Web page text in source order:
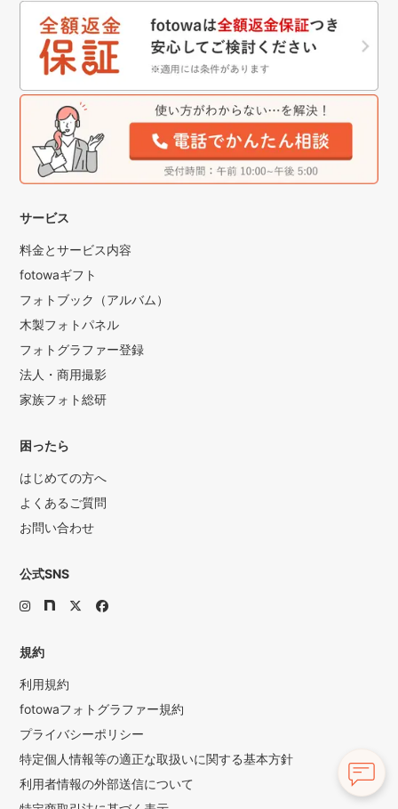
サービス
料金とサービス内容
fotowaギフト
フォトブック（アルバム）
木製フォトパネル
フォトグラファー登録
法人・商用撮影
家族フォト総研
困ったら
はじめての方へ
よくあるご質問
お問い合わせ
公式SNS
規約
利用規約
fotowaフォトグラファー規約
プライバシーポリシー
特定個人情報等の適正な取扱いに関する基本方針
利用者情報の外部送信について